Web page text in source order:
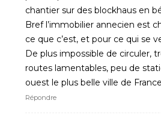
chantier sur des blockhaus en
Bref l’immobilier annecien est
ce que c’est, et pour ce qui se
De plus impossible de circuler,
routes lamentables, peu de
ouest le plus belle ville de
Répondre